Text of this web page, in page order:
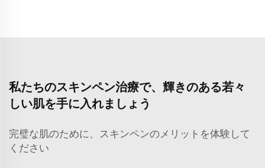
私たちのスキンペン治療で、輝きのある若々
しい肌を手に入れましょう
完璧な肌のために、スキンペンのメリットを体験して
ください